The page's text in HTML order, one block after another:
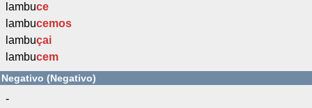
lambuce
lambucemos
lambuçai
lambucem
Negativo (Negativo)
-